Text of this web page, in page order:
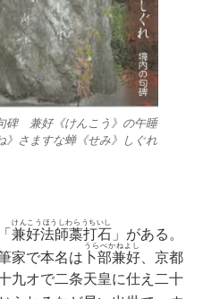
碑 兼好《けんこう》の午睡
》さますな蝉《せみ》しぐれ
兼好法師藁打石
けんこうほうしわらうちいし
」がある。
家で本名は 卜部兼好
うらべかねよし
、京都
九オで二条天皇に仕え二十